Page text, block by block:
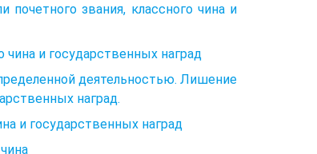
почетного звания, классного чина и
чина и государственных наград
деятельностью. Лишение
наград.
и государственных наград